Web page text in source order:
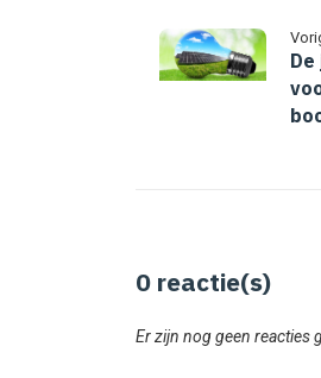
0 reactie(s)
Er zijn nog geen reacties